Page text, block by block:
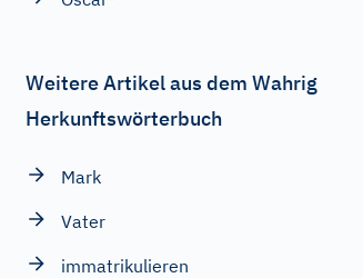
Weitere Artikel aus dem Wahrig
Herkunftswörterbuch
Mark
Vater
immatrikulieren